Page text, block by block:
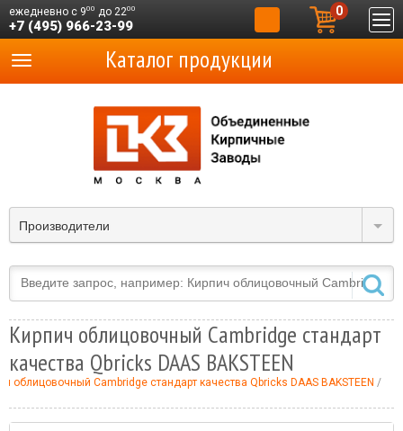
ежедневно с 900 до 2200
+7 (495) 966-23-99
0
Производители
Каталог продукции
Кирпич облицовочный Cambridge стандарт
качества Qbricks DAAS BAKSTEEN
облицовочный Cambridge стандарт качества Qbricks DAAS BAKSTEEN